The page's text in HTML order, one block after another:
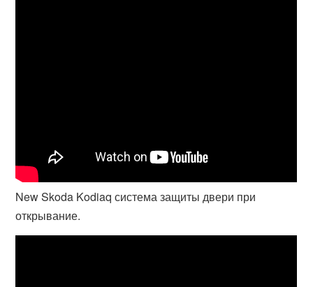
New Skoda Kodiaq система защиты двери при
открывание.